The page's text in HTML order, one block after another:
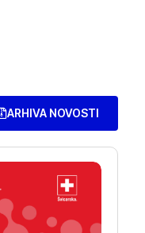
ARHIVA NOVOSTI